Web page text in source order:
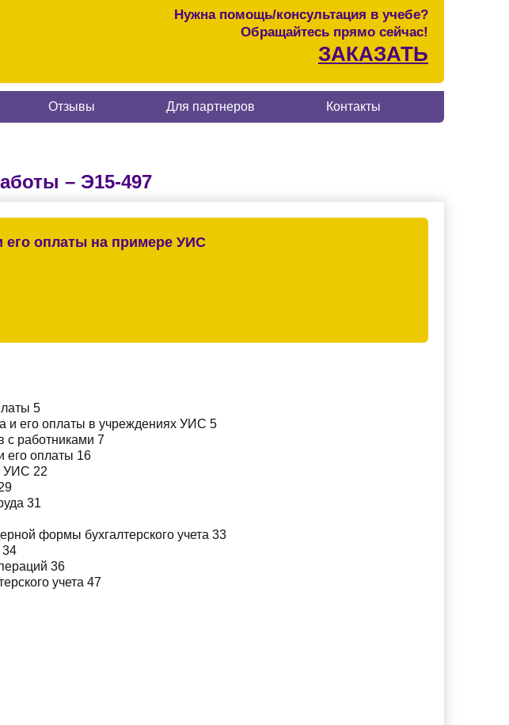
Нужна помощь/консультация в учебе?
Обращайтесь прямо сейчас!
ЗАКАЗАТЬ
Отзывы Для партнеров Контакты
– Э15-497
его оплаты на примере УИС
5
и его оплаты в учреждениях УИС 5
с работниками 7
его оплаты 16
УИС 22
31
формы бухгалтерского учета 33
34
36
учета 47